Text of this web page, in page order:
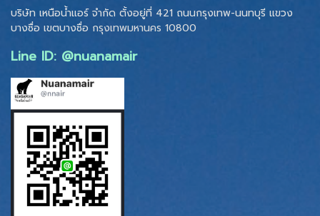
บริษัท เหนือน้ำแอร์ จำกัด ตั้งอยู่ที่ 421 ถนนกรุงเทพ-นนทบุรี แขวง
บางซื่อ เขตบางซื่อ กรุงเทพมหานคร 10800
Line ID: @nuanamair